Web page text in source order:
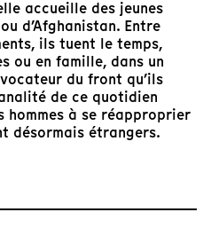
accueille des jeunes
d’Afghanistan. Entre
ils tuent le temps,
ou en famille, dans un
du front qu’ils
de ce quotidien
à se réapproprier
désormais étrangers.